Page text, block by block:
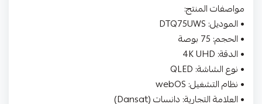
مواصفات المنتج:
• الموديل: DTQ75UWS
• الحجم: 75 بوصة
• الدقة: 4K UHD
• نوع الشاشة: QLED
• نظام التشغيل: webOS
• العلامة التجارية: دانسات (Dansat)